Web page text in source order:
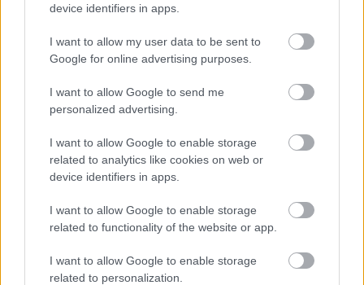
device identifiers in apps.
I want to allow my user data to be sent to
Google for online advertising purposes.
I want to allow Google to send me
personalized advertising.
I want to allow Google to enable storage
related to analytics like cookies on web or
device identifiers in apps.
I want to allow Google to enable storage
related to functionality of the website or app.
I want to allow Google to enable storage
related to personalization.